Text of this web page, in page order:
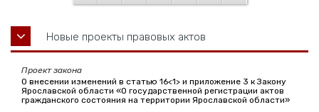
Новые проекты правовых актов
Проект закона
О внесении изменений в статью 16<1> и приложение 3 к Закону
Ярославской области «О государственной регистрации актов
гражданского состояния на территории Ярославской области»